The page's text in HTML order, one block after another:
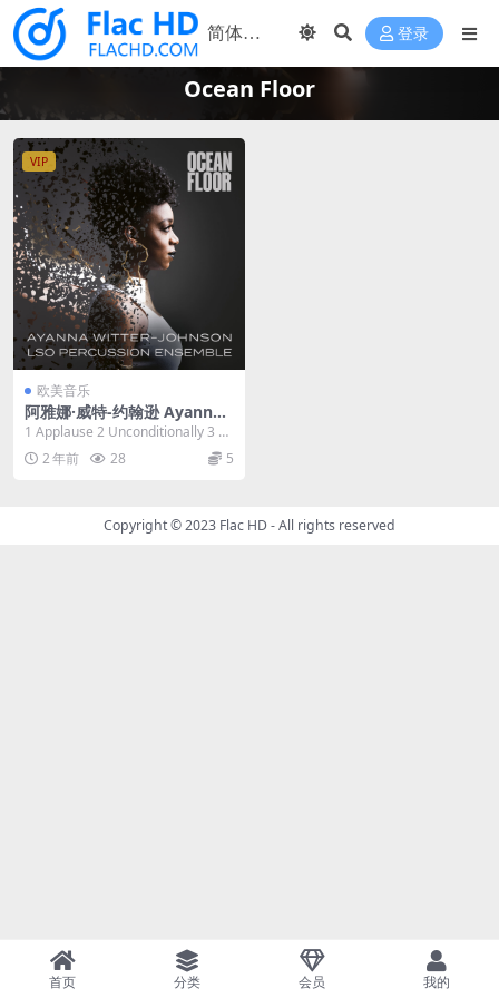
登录
Ocean Floor
VIP
欧美音乐
阿雅娜·威特-约翰逊 Ayanna
Witter-Johnson - Ocean Flo
or 2023 [24bit/96kHz] [Hi-R
es Flac 1GB]
1 Applause 2 Unconditionally 3 All
Roads...
2 年前 28 5
Copyright © 2023 Flac HD- All rights reserved
首页 分类 会员 我的